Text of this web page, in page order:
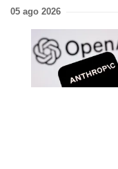
05 ago 2026